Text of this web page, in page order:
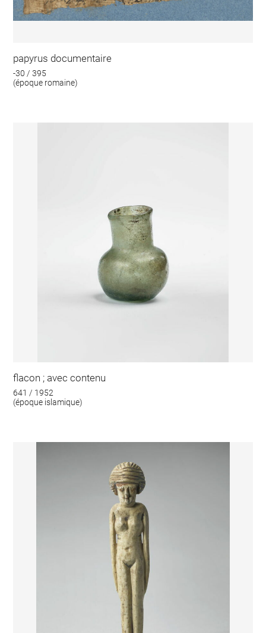
papyrus documentaire
-30 / 395
(époque romaine)
flacon ; avec contenu
641 / 1952
(époque islamique)